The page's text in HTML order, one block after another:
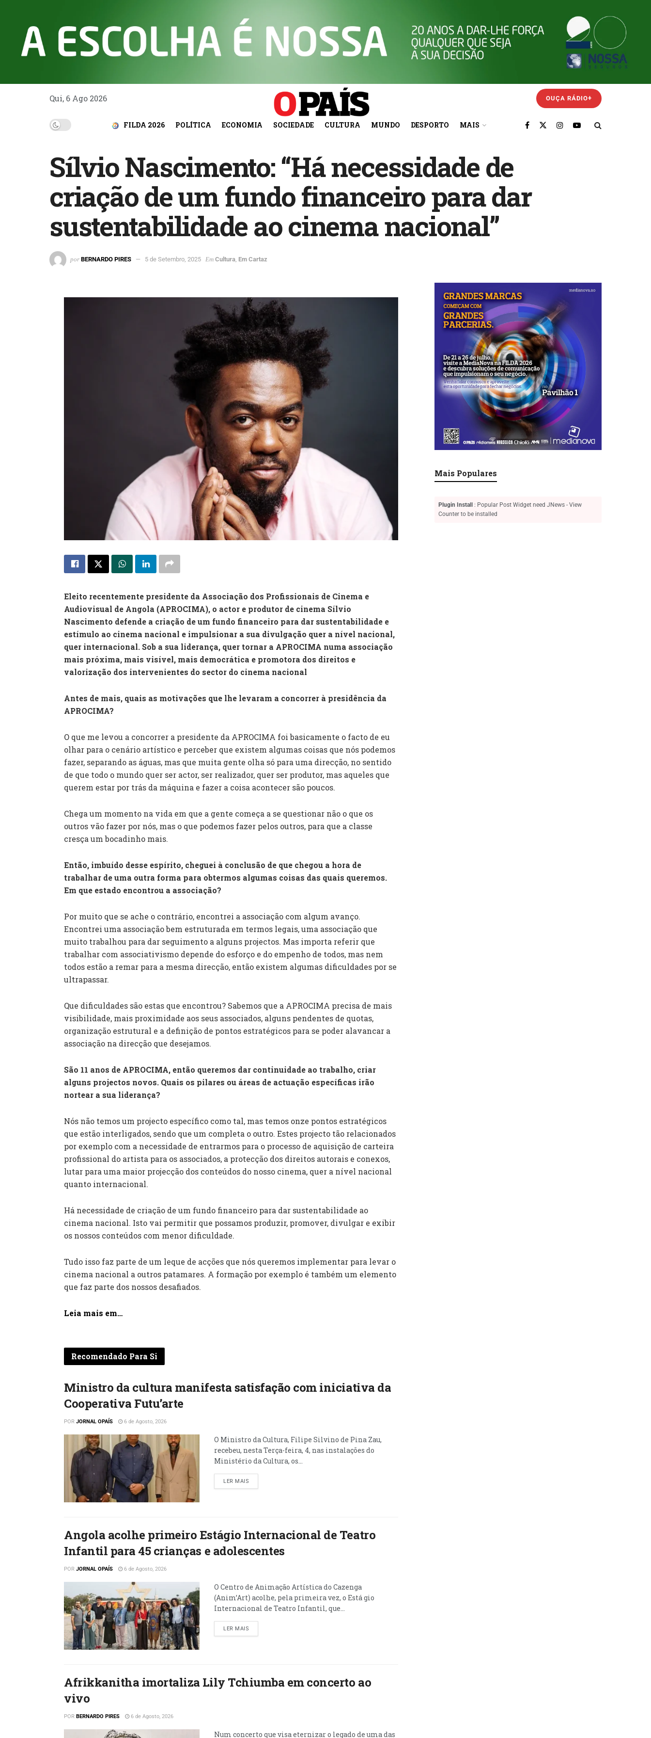
Qui, 6 Ago 2026 OUÇA RÁDIO+
FILDA 2026 POLÍTICA ECONOMIA SOCIEDADE CULTURA MUNDO DESPORTO MAIS
Sílvio Nascimento: “Há necessidade de
criação de um fundo financeiro para dar
sustentabilidade ao cinema nacional”
por BERNARDO PIRES 5 de Setembro, 2025 Em Cultura, Em Cartaz
Eleito recentemente presidente da Associação dos Profissionais de Cinema e
Audiovisual de Angola (APROCIMA), o actor e produtor de cinema Sílvio
Nascimento defende a criação de um fundo financeiro para dar sustentabilidade e
estímulo ao cinema nacional e impulsionar a sua divulgação quer a nível nacional,
quer internacional. Sob a sua liderança, quer tornar a APROCIMA numa associação
mais próxima, mais visível, mais democrática e promotora dos direitos e
valorização dos intervenientes do sector do cinema nacional
Antes de mais, quais as motivações que lhe levaram a concorrer à presidência da
APROCIMA?
O que me levou a concorrer a presidente da APROCIMA foi basicamente o facto de eu
olhar para o cenário artístico e perceber que existem algumas coisas que nós podemos
fazer, separando as águas, mas que muita gente olha só para uma direcção, no sentido
de que todo o mundo quer ser actor, ser realizador, quer ser produtor, mas aqueles que
querem estar por trás da máquina e fazer a coisa acontecer são poucos.
Chega um momento na vida em que a gente começa a se questionar não o que os
outros vão fazer por nós, mas o que podemos fazer pelos outros, para que a classe
cresça um bocadinho mais.
Então, imbuído desse espírito, cheguei à conclusão de que chegou a hora de
trabalhar de uma outra forma para obtermos algumas coisas das quais queremos.
Em que estado encontrou a associação?
Por muito que se ache o contrário, encontrei a associação com algum avanço.
Encontrei uma associação bem estruturada em termos legais, uma associação que
muito trabalhou para dar seguimento a alguns projectos. Mas importa referir que
trabalhar com associativismo depende do esforço e do empenho de todos, mas nem
todos estão a remar para a mesma direcção, então existem algumas dificuldades por se
ultrapassar.
Que dificuldades são estas que encontrou? Sabemos que a APROCIMA precisa de mais
visibilidade, mais proximidade aos seus associados, alguns pendentes de quotas,
organização estrutural e a definição de pontos estratégicos para se poder alavancar a
associação na direcção que desejamos.
São 11 anos de APROCIMA, então queremos dar continuidade ao trabalho, criar
alguns projectos novos. Quais os pilares ou áreas de actuação específicas irão
nortear a sua liderança?
Nós não temos um projecto específico como tal, mas temos onze pontos estratégicos
que estão interligados, sendo que um completa o outro. Estes projecto tão relacionados
por exemplo com a necessidade de entrarmos para o processo de aquisição de carteira
profissional do artista para os associados, a protecção dos direitos autorais e conexos,
lutar para uma maior projecção dos conteúdos do nosso cinema, quer a nível nacional
quanto internacional.
Há necessidade de criação de um fundo financeiro para dar sustentabilidade ao
cinema nacional. Isto vai permitir que possamos produzir, promover, divulgar e exibir
os nossos conteúdos com menor dificuldade.
Tudo isso faz parte de um leque de acções que nós queremos implementar para levar o
cinema nacional a outros patamares. A formação por exemplo é também um elemento
que faz parte dos nossos desafiados.
Leia mais em…
Recomendado Para Si
Ministro da cultura manifesta satisfação com iniciativa da
Cooperativa Futu’arte
POR JORNAL OPAÍS 6 de Agosto, 2026
O Ministro da Cultura, Filipe Silvino de Pina Zau,
recebeu, nesta Terça-feira, 4, nas instalações do
Ministério da Cultura, os...
LER MAIS
Angola acolhe primeiro Estágio Internacional de Teatro
Infantil para 45 crianças e adolescentes
POR JORNAL OPAÍS 6 de Agosto, 2026
O Centro de Animação Artística do Cazenga
(Anim’Art) acolhe, pela primeira vez, o Está gio
Internacional de Teatro Infantil, que...
LER MAIS
Afrikkanitha imortaliza Lily Tchiumba em concerto ao
vivo
POR BERNARDO PIRES 6 de Agosto, 2026
Num concerto que visa eternizar o legado de uma das
Mais Populares
Plugin Install
: Popular Post Widget need JNews - View
Counter to be installed